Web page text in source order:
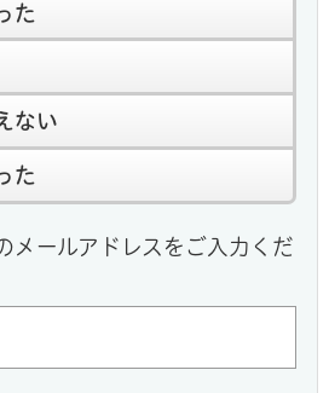
た
ない
た
メールアドレスをご入力くだ